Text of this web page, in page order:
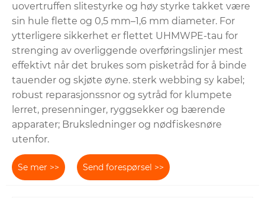
uovertruffen slitestyrke og høy styrke takket være
sin hule flette og 0,5 mm–1,6 mm diameter. For
ytterligere sikkerhet er flettet UHMWPE-tau for
strenging av overliggende overføringslinjer mest
effektivt når det brukes som pisketråd for å binde
tauender og skjøte øyne. sterk webbing sy kabel;
robust reparasjonssnor og sytråd for klumpete
lerret, presenninger, ryggsekker og bærende
apparater; Bruksledninger og nødfiskesnøre
utenfor.
Se mer >> Send forespørsel >>